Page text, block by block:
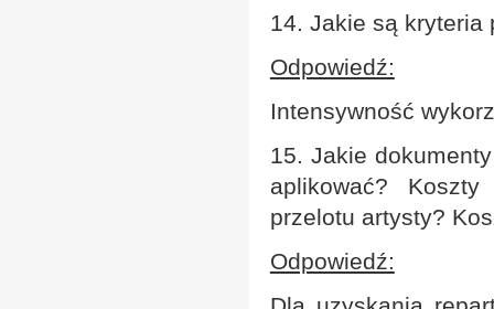
14. Jakie są kryteria
Odpowiedź:
Intensywność
15. Jakie
aplikować?
przelotu artysty?
Odpowiedź: